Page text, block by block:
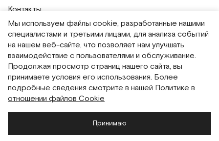
Контакты
Публичная оферта
Политика обработки персональных данных
Политика использования сессионных файлов
Согласие на получение рассылок
Согласие на обработку персональных данных
Система привилегий
Мы используем файлы cookie, разработанные нашими
специалистами и третьими лицами, для анализа событий
на нашем веб-сайте, что позволяет нам улучшать
взаимодействие с пользователями и обслуживание.
Продолжая просмотр страниц нашего сайта, вы
принимаете условия его использования. Более
подробные сведения смотрите в нашей Политике в
отношении файлов Cookie
Принимаю